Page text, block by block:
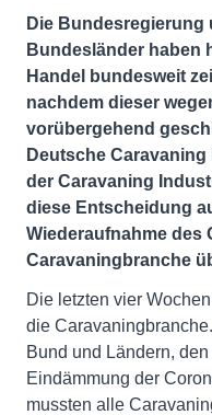
Die Bundesregierung
Bundesländer haben
Handel bundesweit
nachdem dieser
vorübergehend
Deutsche Caravaning
der Caravaning
diese Entscheidung
Wiederaufnahme des
Caravaningbranche
Die letzten vier
die
Bund und Ländern,
Eindämmung der
mussten alle